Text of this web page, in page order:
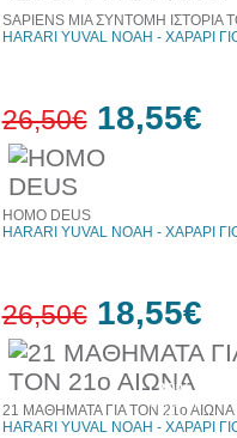
SAPIENS ΜΙΑ ΣΥΝΤΟΜΗ
HARARI YUVAL NOAH - ΧΑΡΑΡΙ
26,50€ 18,55€
30%
έκπτωση
web
HOMO DEUS
HARARI YUVAL NOAH - ΧΑΡΑΡΙ
26,50€ 18,55€
21 ΜΑΘΗΜΑΤΑ ΓΙΑ ΤΟΝ 21ο ΑΙΩΝΑ
HARARI YUVAL NOAH - ΧΑΡΑΡΙ